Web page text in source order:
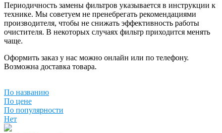
Периодичность замены фильтров указывается в инструкции к
технике. Мы советуем не пренебрегать рекомендациями
производителя, чтобы не снижать эффективность работы
очистителя. В некоторых случаях фильтр приходится менять
чаще.
Оформить заказ у нас можно онлайн или по телефону.
Возможна доставка товара.
По названию
По цене
По популярности
Нет